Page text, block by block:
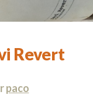
Revert
paco